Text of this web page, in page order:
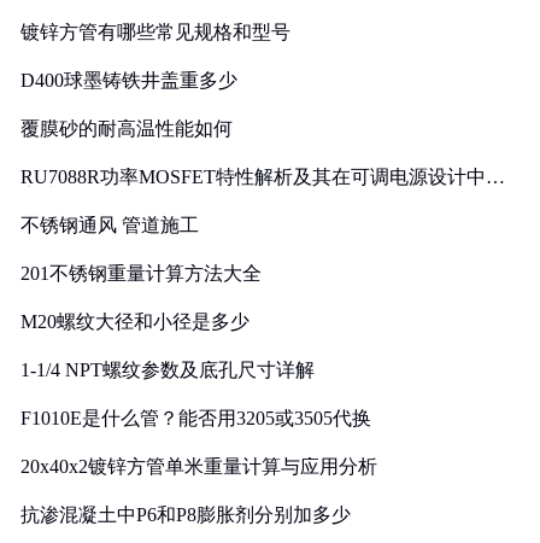
镀锌方管有哪些常见规格和型号
D400球墨铸铁井盖重多少
覆膜砂的耐高温性能如何
RU7088R功率MOSFET特性解析及其在可调电源设计中的
不锈钢通风 管道施工
201不锈钢重量计算方法大全
M20螺纹大径和小径是多少
1-1/4 NPT螺纹参数及底孔尺寸详解
F1010E是什么管？能否用3205或3505代换
20x40x2镀锌方管单米重量计算与应用分析
抗渗混凝土中P6和P8膨胀剂分别加多少